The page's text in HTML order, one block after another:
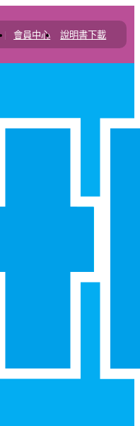
| 會員中心 說明書下載